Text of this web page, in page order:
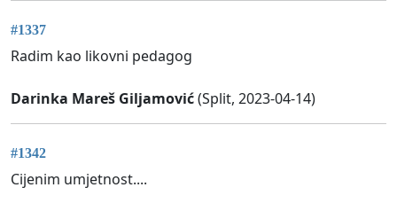
#1337
Radim kao likovni pedagog
Darinka Mareš Giljamović(Split, 2023-04-14)
#1342
Cijenim umjetnost....